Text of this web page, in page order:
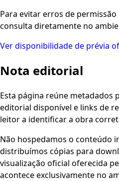
Para evitar erros de
consulta diretamente no
Ver disponibilidade de prévia
Nota editorial
Esta página reúne metadados
editorial disponível e links de
leitor a identificar a obra
Não hospedamos o conteúdo
distribuímos cópias para
visualização oficial oferecida
acontece exclusivamente no